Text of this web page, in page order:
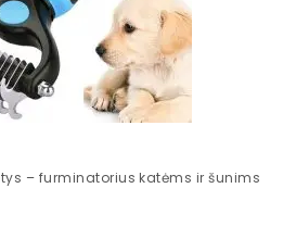
– furminatorius katėms ir šunims